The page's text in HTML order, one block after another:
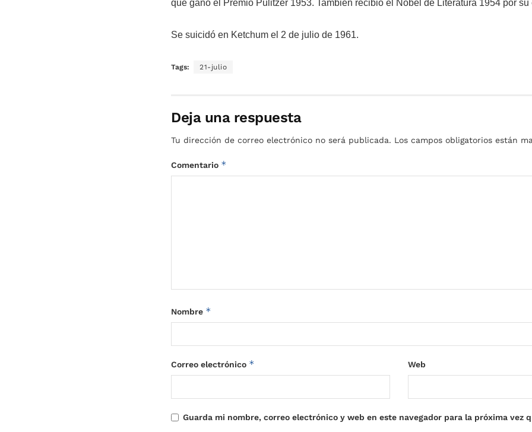
que ganó el Premio Pulitzer 1953. También recibió el Nobel de Literatura 1954 por su
Se suicidó en Ketchum el 2 de julio de 1961.
Tags: 21-julio
Deja una respuesta
Tu dirección de correo electrónico no será publicada. Los campos obligatorios están
Comentario *
Nombre *
Correo electrónico * Web
Guarda mi nombre, correo electrónico y web en este navegador para la próxima vez